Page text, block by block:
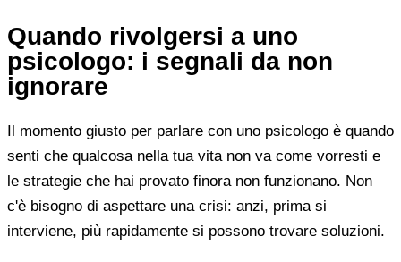
Quando rivolgersi a uno
psicologo: i segnali da non
ignorare
Il momento giusto per parlare con uno psicologo è quando
senti che qualcosa nella tua vita non va come vorresti e
le strategie che hai provato finora non funzionano. Non
c'è bisogno di aspettare una crisi: anzi, prima si
interviene, più rapidamente si possono trovare soluzioni.